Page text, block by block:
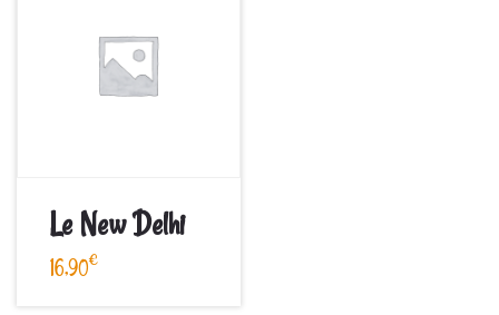
Le New Delhi
16,90€